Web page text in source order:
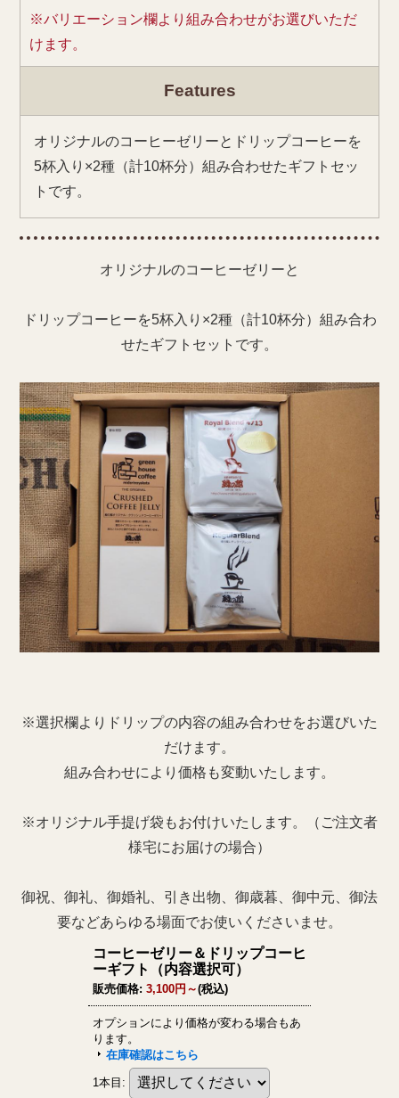
※バリエーション欄より組み合わせがお選びいただ
けます。
Features
オリジナルのコーヒーゼリーとドリップコーヒーを
5杯入り×2種（計10杯分）組み合わせたギフトセッ
トです。
オリジナルのコーヒーゼリーと
ドリップコーヒーを5杯入り×2種（計10杯分）組み合わ
せたギフトセットです。
※選択欄よりドリップの内容の組み合わせをお選びいた
だけます。
組み合わせにより価格も変動いたします。
※オリジナル手提げ袋もお付けいたします。（ご注文者
様宅にお届けの場合）
御祝、御礼、御婚礼、引き出物、御歳暮、御中元、御法
要などあらゆる場面でお使いくださいませ。